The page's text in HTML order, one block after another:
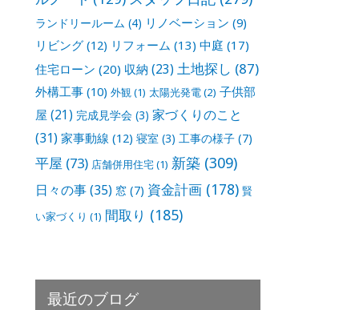
ランドリールーム (4) リノベーション (9)
リビング (12) リフォーム (13) 中庭 (17)
住宅ローン (20) 収納 (23) 土地探し (87)
外構工事 (10) 外観(1) 太陽光発電(2) 子供部
屋 (21) 完成見学会 (3) 家づくりのこと
(31) 家事動線 (12) 寝室 (3) 工事の様子 (7)
平屋 (73) 店舗併用住宅(1) 新築 (309)
日々の事(35) 窓 (7) 資金計画 (178) 賢
い家づくり (1) 間取り (185)
最近のブログ